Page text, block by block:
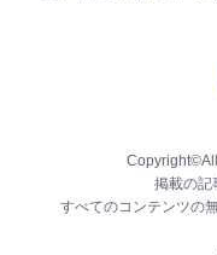
掲載の記
すべてのコンテンツの